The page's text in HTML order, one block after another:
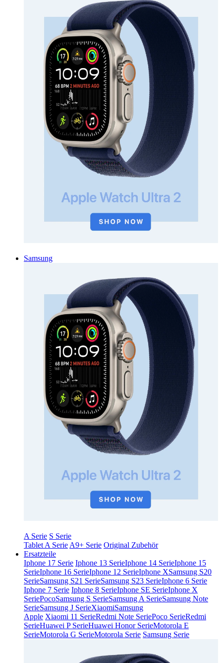
Samsung
A Serie S Serie
Tablet A Serie A9+ Serie Original Zubehör
Ersatzteile
Iphone 17 Serie Iphone 13 SerieIphone 14 SerieIphone 15
SerieIphone 16 SerieIphone 12 SerieIphone XSamsung S20
SerieSamsung S21 SerieSamsung S23 SerieIphone 6 Serie
Iphone 7 Serie Iphone 8 SerieIphone SE SerieIphone X
SeriePocoSamsung S SerieSamsung A SerieSamsung Note
SerieSamsung J SerieXiaomiSamsung
Apple Xiaomi 11 SerieRedmi Note SeriePoco SerieRedmi
SerieHuawei P SerieHuawei Honor SerieMotorola E
SerieMotorola G SerieMotorola Serie Samsung Serie